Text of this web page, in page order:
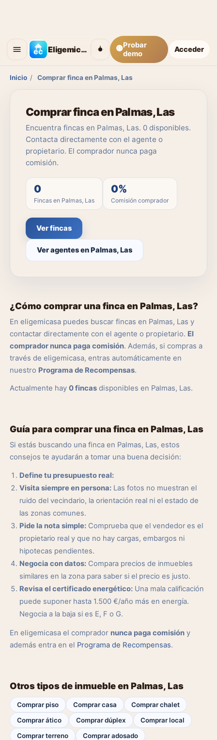
Eligemicasa 🟡Probar
demo
Acceder
Inicio / Comprar finca en Palmas, Las
Comprar finca en Palmas, Las
Encuentra fincas en Palmas, Las. 0 disponibles.
Contacta directamente con el agente o
propietario. El comprador nunca paga
comisión.
0
Fincas en Palmas, Las
0%
Comisión comprador
Ver fincas
Ver agentes en Palmas, Las
¿Cómo comprar una finca en Palmas, Las?
En eligemicasa puedes buscar fincas en Palmas, Las y
contactar directamente con el agente o propietario. El
comprador nunca paga comisión. Además, si compras a
través de eligemicasa, entras automáticamente en
nuestro Programa de Recompensas.
Actualmente hay 0 fincas disponibles en Palmas, Las.
Guía para comprar una finca en Palmas, Las
Si estás buscando una finca en Palmas, Las, estos
consejos te ayudarán a tomar una buena decisión:
Define tu presupuesto real:
Visita siempre en persona: Las fotos no muestran el
ruido del vecindario, la orientación real ni el estado de
las zonas comunes.
Pide la nota simple: Comprueba que el vendedor es el
propietario real y que no hay cargas, embargos ni
hipotecas pendientes.
Negocia con datos: Compara precios de inmuebles
similares en la zona para saber si el precio es justo.
Revisa el certificado energético: Una mala calificación
puede suponer hasta 1.500 €/año más en energía.
Negocia a la baja si es E, F o G.
En eligemicasa el comprador nunca paga comisión y
además entra en el Programa de Recompensas.
Otros tipos de inmueble en Palmas, Las
Comprar piso Comprar casa
Comprar chalet
Comprar ático
Comprar dúplex
Comprar local
Comprar terreno
Comprar adosado